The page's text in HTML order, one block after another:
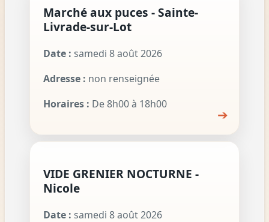
Marché aux puces - Sainte-
Livrade-sur-Lot
Date : samedi 8 août 2026
Adresse : non renseignée
Horaires : De 8h00 à 18h00
➔
VIDE GRENIER NOCTURNE -
Nicole
Date : samedi 8 août 2026